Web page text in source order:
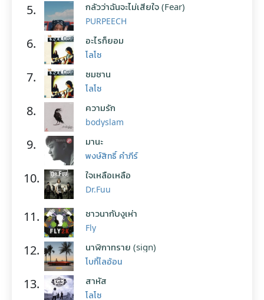
5. กลัวว่าฉันจะไม่เสียใจ (Fear)
PURPEECH
6. อะไรก็ยอม
โลโซ
7. ซมซาน
โลโซ
8. ความรัก
bodyslam
9. มานะ
พงษ์สิทธิ์ คำภีร์
10. ใจเหลือเหลือ
Dr.Fuu
11. ชาวนากับงูเห่า
Fly
12. นาฬิกาทราย (sign)
โบกี้ไลอ้อน
13. สาหัส
โลโซ